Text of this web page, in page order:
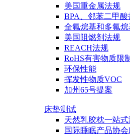
美国重金属法规
BPA、邻苯二甲酸
全氟烷基和多氟烷
美国阻燃剂法规
REACH法规
RoHS有害物质限
环保性能
挥发性物质VOC
加州65号提案
床垫测试
天然乳胶枕一站
国际睡眠产品协